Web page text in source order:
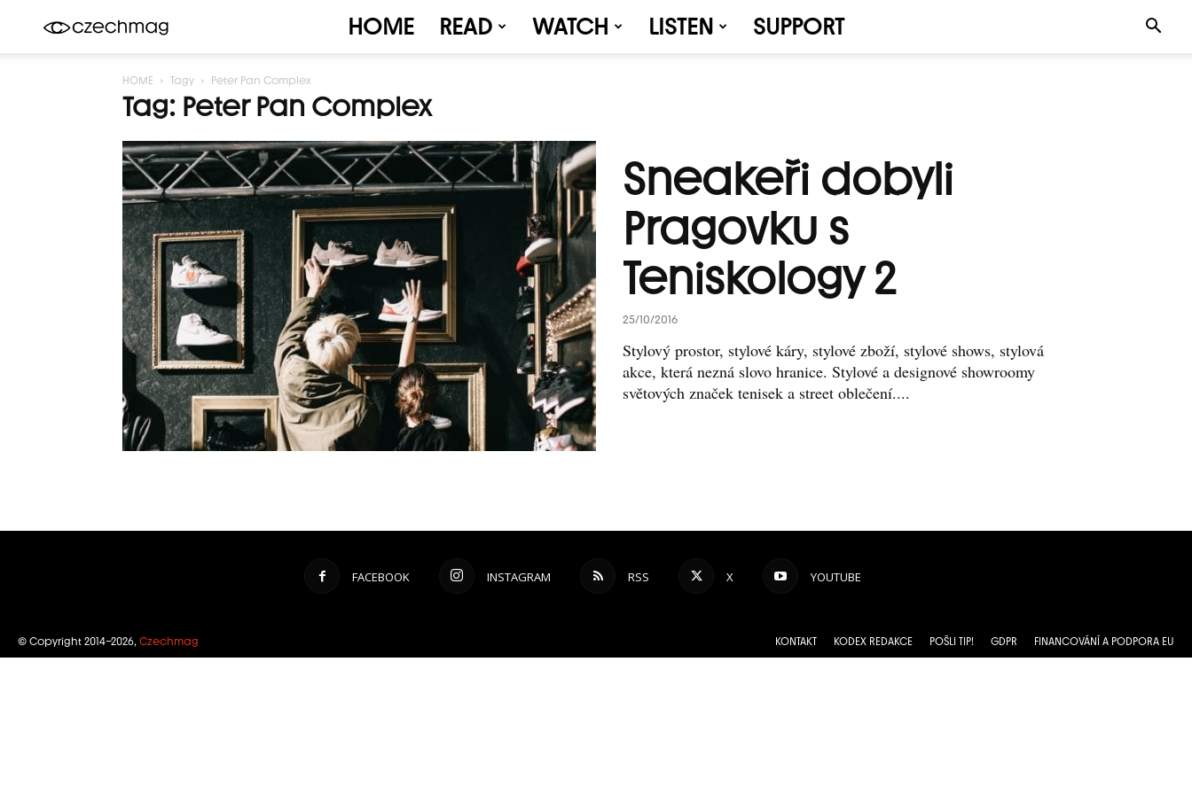
HOME READ WATCH LISTEN SUPPORT
HOME Tagy Peter Pan Complex
Tag: Peter Pan Complex
Sneakeři dobyli
Pragovku s
Teniskology 2
25/10/2016
Stylový prostor, stylové káry, stylové zboží, stylové shows, stylová
akce, která nezná slovo hranice. Stylové a designové showroomy
světových značek tenisek a street oblečení....
FACEBOOK INSTAGRAM RSS X YOUTUBE
KONTAKT KODEX REDAKCE POŠLI TIP! GDPR FINANCOVÁNÍ A PODPORA EU
© Copyright 2014–2026, Czechmag